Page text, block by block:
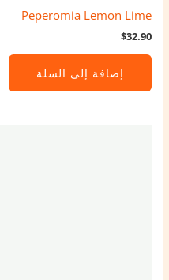
Peperomia Lemon Lime
$32.90
إضافة إلى السلة